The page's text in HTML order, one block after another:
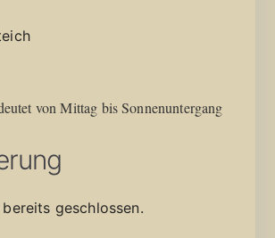
von Mittag bis Sonnenuntergang
geschlossen.